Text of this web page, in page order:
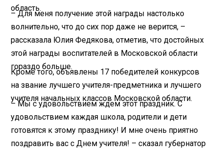
область.
– Для меня получение этой награды настолько
волнительно, что до сих пор даже не верится, –
рассказала Юлия Федякова, отметив, что достойных
этой награды воспитателей в Московской области
гораздо больше.
Кроме того, объявлены 17 победителей конкурсов
на звание лучшего учителя-предметника и лучшего
учителя начальных классов Московской области.
– Мы с удовольствием ждем этот праздник. С
удовольствием каждая школа, родители и дети
готовятся к этому празднику! И мне очень приятно
поздравить вас с Днем учителя! – сказал губернатор